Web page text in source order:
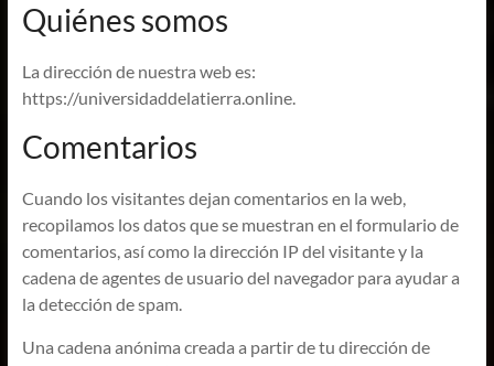
Quiénes somos
La dirección de nuestra web es:
https://universidaddelatierra.online.
Comentarios
Cuando los visitantes dejan comentarios en la web,
recopilamos los datos que se muestran en el formulario de
comentarios, así como la dirección IP del visitante y la
cadena de agentes de usuario del navegador para ayudar a
la detección de spam.
Una cadena anónima creada a partir de tu dirección de